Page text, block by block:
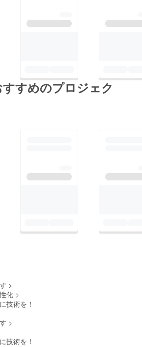
すめのプロジェク
>
化 >
技術を！
>
技術を！